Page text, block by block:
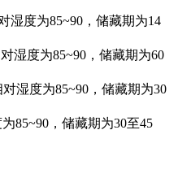
湿度为85~90，储藏期为14
湿度为85~90，储藏期为60
湿度为85~90，储藏期为30
85~90，储藏期为30至45